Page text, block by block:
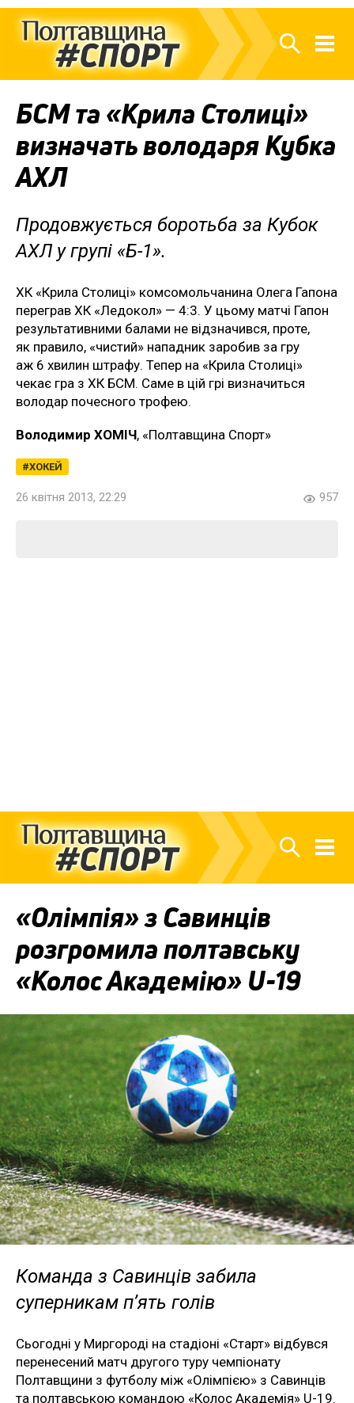
БСМ та «Крила Столиці»
визначать володаря Кубка
АХЛ
Продовжується боротьба за Кубок
АХЛ у групі «Б-1».
ХК «Крила Столиці» комсомольчанина Олега Гапона
переграв ХК «Ледокол» — 4:3. У цьому матчі Гапон
результативними балами не відзначився, проте,
як правило, «чистий» нападник заробив за гру
аж 6 хвилин штрафу. Тепер на «Крила Столиці»
чекає гра з ХК БСМ. Саме в цій грі визначиться
володар почесного трофею.
Володимир ХОМІЧ, «Полтавщина Спорт»
ХОКЕЙ
26 квітня 2013, 22:29 957
«Олімпія» з Савинців
розгромила полтавську
«Колос Академію» U-19
Команда з Савинців забила
суперникам п’ять голів
Сьогодні у Миргороді на стадіоні «Старт» відбувся
перенесений матч другого туру чемпіонату
Полтавщини з футболу між «Олімпією» з Савинців
та полтавською командою «Колос Академія» U-19.